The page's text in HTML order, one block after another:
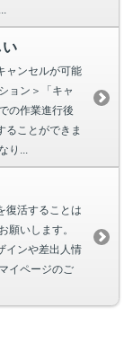
い
ャンセルが可能
ョン＞「キャ
の作業進行後
ることができま
り...
復活することは
願いします。
インや差出人情
イページのご